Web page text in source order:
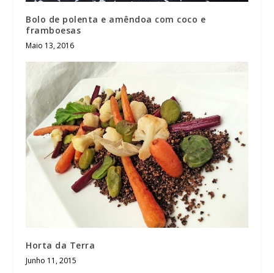
Bolo de polenta e amêndoa com coco e
framboesas
Maio 13, 2016
Horta da Terra
Junho 11, 2015